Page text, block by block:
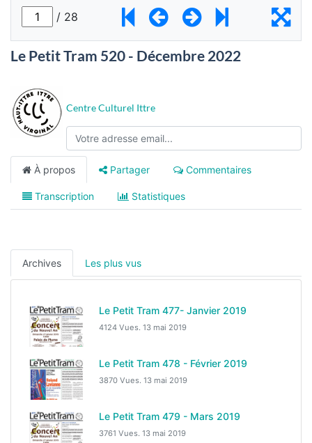
Le Petit Tram 520 - Décembre 2022
Centre Culturel Ittre
À propos Partager Commentaires
Transcription Statistiques
Archives Les plus vus
Le Petit Tram 477- Janvier 2019
4124 Vues. 13 mai 2019
Le Petit Tram 478 - Février 2019
3870 Vues. 13 mai 2019
Le Petit Tram 479 - Mars 2019
3761 Vues. 13 mai 2019